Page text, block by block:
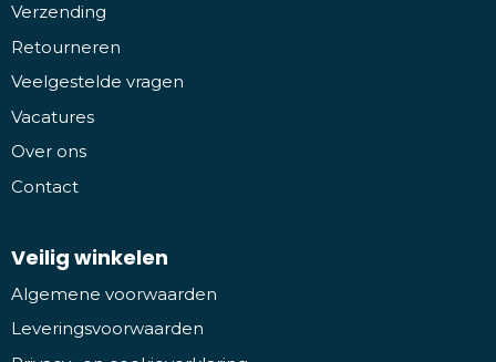
Verzending
Retourneren
Veelgestelde vragen
Vacatures
Over ons
Contact
Veilig winkelen
Algemene voorwaarden
Leveringsvoorwaarden